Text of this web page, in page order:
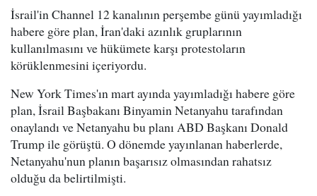
İsrail'in Channel 12 kanalının perşembe günü yayımladığı
habere göre plan, İran'daki azınlık gruplarının
kullanılmasını ve hükümete karşı protestoların
körüklenmesini içeriyordu.
New York Times'ın mart ayında yayımladığı habere göre
plan, İsrail Başbakanı Binyamin Netanyahu tarafından
onaylandı ve Netanyahu bu planı ABD Başkanı Donald
Trump ile görüştü. O dönemde yayınlanan haberlerde,
Netanyahu'nun planın başarısız olmasından rahatsız
olduğu da belirtilmişti.